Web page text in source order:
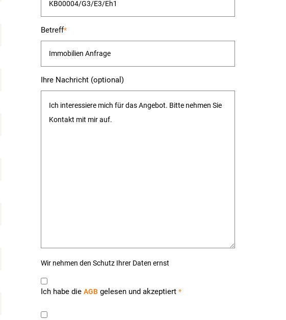
Feld
leer.
Betreff*
Ihre Nachricht (optional)
Wir nehmen den Schutz Ihrer Daten ernst
Ich habe die AGBgelesen und akzeptiert *